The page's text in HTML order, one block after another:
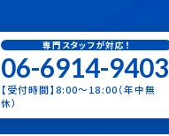
専門スタッフが対応！
06-6914-9403
【受付時間】8:00〜18:00（年中無
休）